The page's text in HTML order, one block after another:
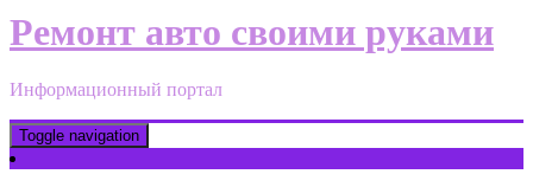
Ремонт авто своими руками
Информационный портал
Toggle navigation